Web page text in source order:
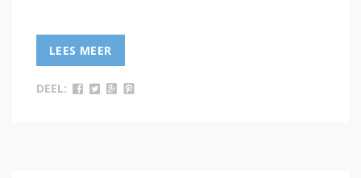
LEES MEER
DEEL: